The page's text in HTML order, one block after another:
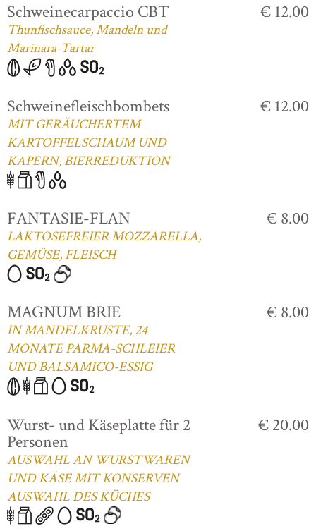
Schweinecarpaccio CBT
Thunfischsauce, Mandeln und
Marinara-Tartar
€ 12.00
Schweinefleischbombets
MIT GERÄUCHERTEM
KARTOFFELSCHAUM UND
KAPERN, BIERREDUKTION
€ 12.00
FANTASIE-FLAN
LAKTOSEFREIER MOZZARELLA,
GEMÜSE, FLEISCH
€ 8.00
MAGNUM BRIE
IN MANDELKRUSTE, 24
MONATE PARMA-SCHLEIER
UND BALSAMICO-ESSIG
€ 8.00
Wurst- und Käseplatte für 2
Personen
AUSWAHL AN WURSTWAREN
UND KÄSE MIT KONSERVEN
AUSWAHL DES KÜCHES
€ 20.00